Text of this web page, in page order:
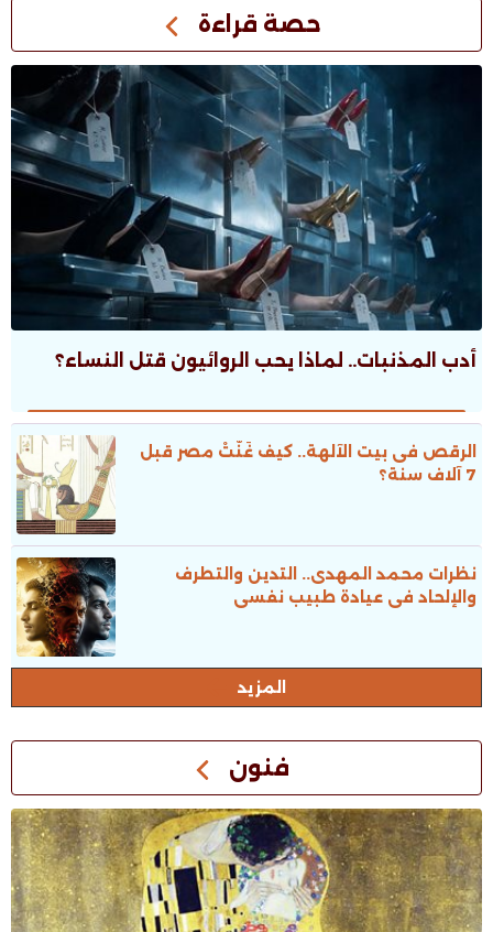
حصة قراءة
أدب المذنبات.. لماذا يحب الروائيون قتل النساء؟
الرقص فى بيت الآلهة.. كيف غَنَّتْ مصر قبل
7 آلاف سنة؟
نظرات محمد المهدى.. التدين والتطرف
والإلحاد فى عيادة طبيب نفسى
المزيد
فنون